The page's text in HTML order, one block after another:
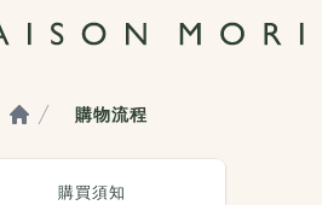
購買須知